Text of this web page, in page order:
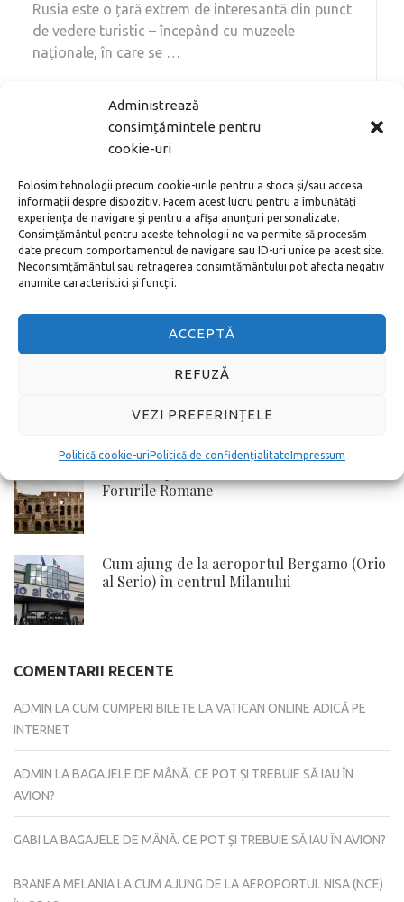
Administrează
consimțămintele pentru
cookie-uri
Folosim tehnologii precum cookie-urile pentru a stoca și/sau accesa
informații despre dispozitiv. Facem acest lucru pentru a îmbunătăți
experiența de navigare și pentru a afișa anunțuri personalizate.
Consimțământul pentru aceste tehnologii ne va permite să procesăm
date precum comportamentul de navigare sau ID-uri unice pe acest site.
Neconsimțământul sau retragerea consimțământului pot afecta negativ
anumite caracteristici și funcții.
ACCEPTĂ
REFUZĂ
VEZI PREFERINȚELE
Politică cookie-uriPolitică de confidențialitateImpressum
Rusia este o țară extrem de interesantă din punct
de vedere turistic – începând cu muzeele
naționale, în care se …
MAI DEPARTE
Noul aeroport din Istanbul – cum ajung în
centru
Cum cumperi bilete la Vatican online adică
Toate metodele de a ajunge de la
Berlin
Forurile Romane
Cum ajung de la aeroportul Bergamo (Orio
al Serio) în centrul Milanului
COMENTARII RECENTE
ADMIN LACUM CUMPERI BILETE LA VATICAN ONLINE ADICĂ PE
INTERNET
ADMIN LABAGAJELE DE MÂNĂ. CE POT ȘI TREBUIE SĂ IAU ÎN
AVION?
GABI LABAGAJELE DE MÂNĂ. CE POT ȘI TREBUIE SĂ IAU ÎN AVION?
BRANEA MELANIALACUM AJUNG DE LA AEROPORTUL NISA (NCE)